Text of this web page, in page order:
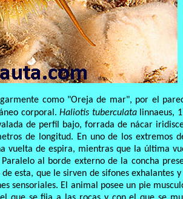
como "Oreja de mar", por el
corporal.Haliotis tuberculata linnaeus,
de perfil bajo, forrada de nácar
de longitud. En uno de los extremos
vuelta de espira, mientras que la última
al borde externo de la concha
esta, que le sirven de sifones exhalantes
sensoriales. El animal posee un pie